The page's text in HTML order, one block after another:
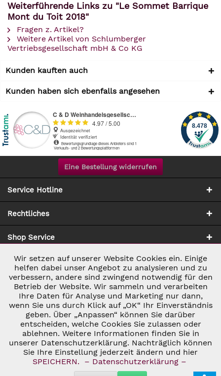
Weiterführende Links zu "Le Sommet Barrique
Mont du Toit 2018"
Fragen z. Artikel?
Weitere Artikel von Schlumberger
Vertriebsgesellschaft mbH & Co KG
Kunden kauften auch
Kunden haben sich ebenfalls angesehen
Eine Bestellung widerrufen
Service Hotline
Rechtliches
Shop Service
Zahlung & Versand
* ALLE PREISE INKL. GESETZL. UMSATZSTEUER ZZGL.
VERSANDKOSTEN UND GGF. NACHNAHMEGEBÜHREN, WENN NICHT
ANDERS BESCHRIEBEN
© 2026 C&D WEINHANDEL - ALL RIGHTS RESERVED. THEME BY
THEMEWARE®
Notwendig Aktiv
Marketing Inaktiv
Tracking Inaktiv
Personalisierung Inaktiv
Wir setzen auf unserer Website Cookies ein. Einige
helfen dabei unser Angebot zu analysieren und zu
verbessern, andere sind zwingend notwendig für den
Betrieb der Website. Wir sammeln und verarbeiten
Ihre Daten für Analyse und Marketing nur dann,
wenn Sie uns durch Klick auf „OK“ Ihr Einverständnis
geben. Über „Anpassen“ können Sie darüber
entscheiden, welche Cookies Sie zulassen oder
ablehnen. Weitere Informationen finden Sie in
unserer Datenschutzerklärung. Nachträglich können
Sie Ihre Einstellung jederzeit ändern und hier
SPEICHERN.
– Datenschutzerklärung –